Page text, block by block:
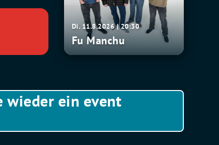
Di. 11.8.2026 | 20:30
Fu Manchu
wieder ein event